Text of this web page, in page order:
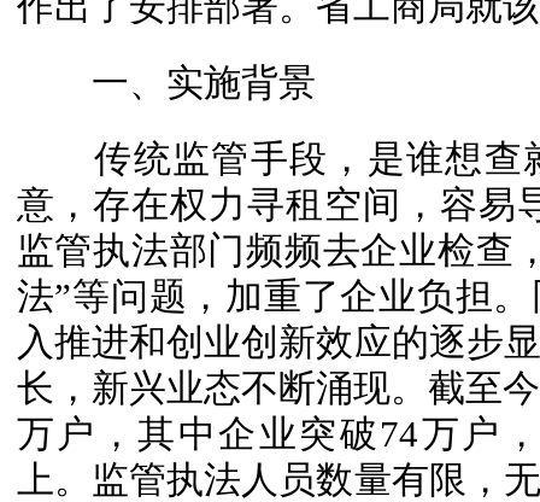
一、实施背景
传统监管手段，是谁想查
意，存在权力寻租空间，容易
监管执法部门频频去企业检查
法”等问题，加重了企业负担
入推进和创业创新效应的逐步
长，新兴业态不断涌现。截至
万户，其中企业突破74万户
上。监管执法人员数量有限，